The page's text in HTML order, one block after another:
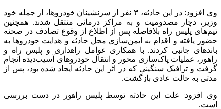
وی افزود: در این حادثه، ۳ نفر از سرنشینان خودروها، از جمله خود
وزیر، دچار مصدومیت و به مراکز درمانی منتقل شدند. همچنین
تیم‌های پلیس راه بلافاصله پس از اطلاع از وقوع تصادف در صحنه
حضور یافته و اقدام به ایمن‌سازی محل حادثه و هدایت خودروها به
باندهای جانبی کردند. با همکاری عوامل راهداری و پلیس راه و
راهور، عملیات پاک‌سازی محور و انتقال خودروهای آسیب‌دیده انجام
گرفت و ترافیک سنگینی که در اثر این حادثه ایجاد شده بود، پس از
مدتی به حالت عادی بازگشت.
وی افزود: علت این حادثه توسط پلیس راهور در دست بررسی
است.